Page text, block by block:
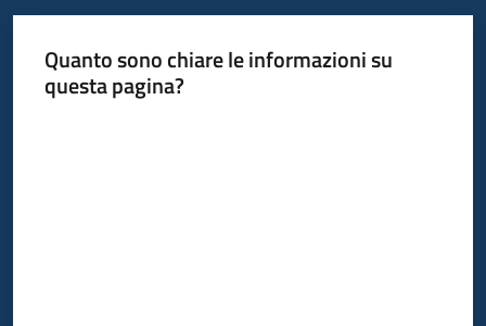
Quanto sono chiare le informazioni su
questa pagina?